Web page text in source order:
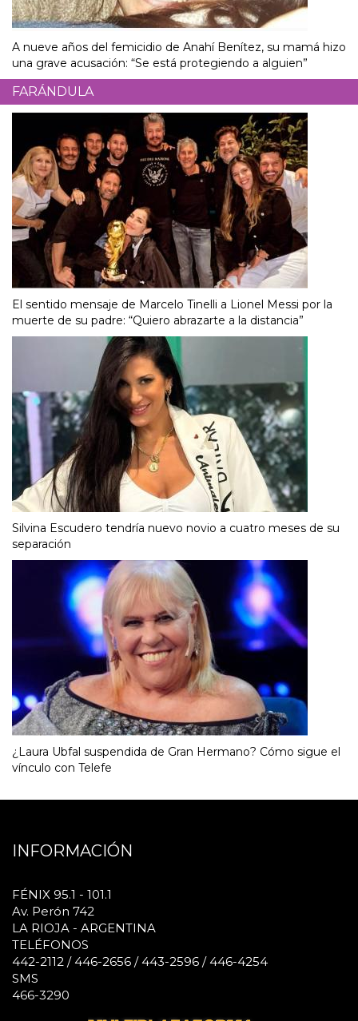
A nueve años del femicidio de Anahí Benítez, su mamá hizo
una grave acusación: “Se está protegiendo a alguien”
FARÁNDULA
El sentido mensaje de Marcelo Tinelli a Lionel Messi por la
muerte de su padre: “Quiero abrazarte a la distancia”
Silvina Escudero tendría nuevo novio a cuatro meses de su
separación
¿Laura Ubfal suspendida de Gran Hermano? Cómo sigue el
vínculo con Telefe
INFORMACIÓN
FÉNIX 95.1 - 101.1
Av. Perón 742
LA RIOJA - ARGENTINA
TELÉFONOS
442-2112 / 446-2656 / 443-2596 / 446-4254
SMS
466-3290